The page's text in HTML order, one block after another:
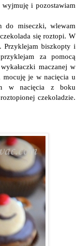
i pozostawiam
do miseczki, wlewam
się roztopi. W
Przyklejam biszkopty i
za pomocą
maczanej w
je w nacięcia u
w nacięcia z boku
czekoladzie.